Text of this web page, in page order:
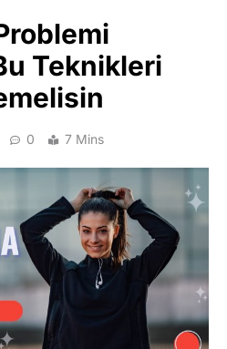
Teknikleri
0 7 Mins